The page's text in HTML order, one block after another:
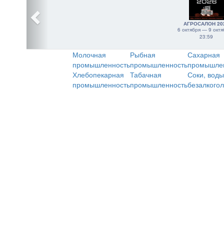
АГРОСАЛОН
6 октября — 9
23:59
Молочная
промышленность
Рыбная
промышленность
Сахарная
Хлебопекарная
промышленность
Табачная
промышленность
Соки,